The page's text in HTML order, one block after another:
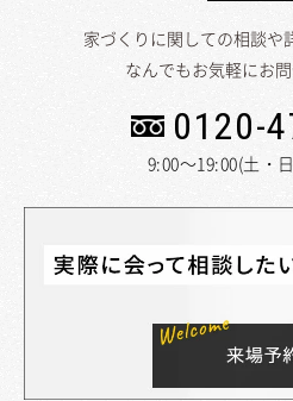
家づくりに関しての相談や
なんでもお気軽にお問
0120-
9:00～19:00(土・